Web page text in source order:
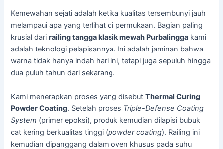
Kemewahan sejati adalah ketika kualitas tersembunyi jauh
melampaui apa yang terlihat di permukaan. Bagian paling
krusial darirailing tangga klasik mewah Purbalingga kami
adalah teknologi pelapisannya. Ini adalah jaminan bahwa
warna tidak hanya indah hari ini, tetapi juga sepuluh hingga
dua puluh tahun dari sekarang.
Kami menerapkan proses yang disebutThermal Curing
Powder Coating. Setelah proses Triple-Defense Coating
System (primer epoksi), produk kemudian dilapisi bubuk
cat kering berkualitas tinggi (powder coating). Railing ini
kemudian dipanggang dalam oven khusus pada suhu